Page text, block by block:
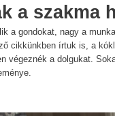
a szakma
a gondokat, nagy a
cikkünkben írtuk is, a
végeznék a dolgukat.